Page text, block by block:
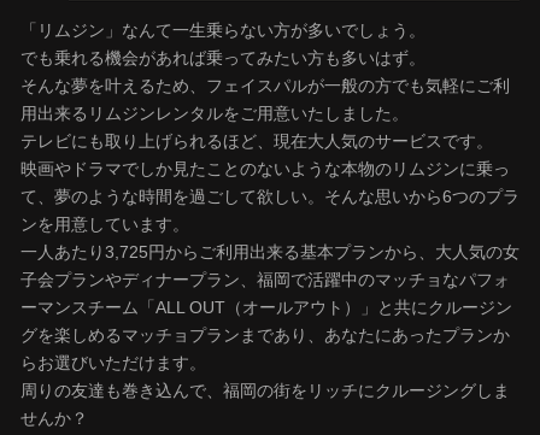
「リムジン」なんて一生乗らない方が多いでしょう。
でも乗れる機会があれば乗ってみたい方も多いはず。
そんな夢を叶えるため、フェイスパルが一般の方でも気軽にご利
用出来るリムジンレンタルをご用意いたしました。
テレビにも取り上げられるほど、現在大人気のサービスです。
映画やドラマでしか見たことのないような本物のリムジンに乗っ
て、夢のような時間を過ごして欲しい。そんな思いから6つのプラ
ンを用意しています。
一人あたり3,725円からご利用出来る基本プランから、大人気の女
子会プランやディナープラン、福岡で活躍中のマッチョなパフォ
ーマンスチーム「ALL OUT（オールアウト）」と共にクルージン
グを楽しめるマッチョプランまであり、あなたにあったプランか
らお選びいただけます。
周りの友達も巻き込んで、福岡の街をリッチにクルージングしま
せんか？